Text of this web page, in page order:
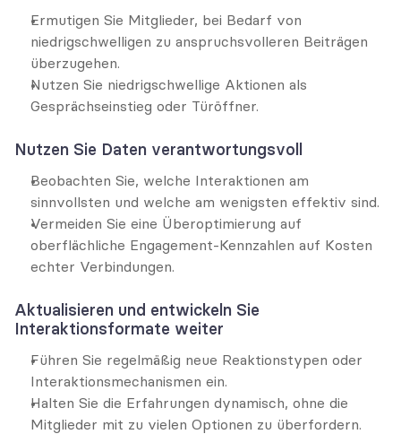
Ermutigen Sie Mitglieder, bei Bedarf von
niedrigschwelligen zu anspruchsvolleren Beiträgen
überzugehen.
Nutzen Sie niedrigschwellige Aktionen als
Gesprächseinstieg oder Türöffner.
Nutzen Sie Daten verantwortungsvoll
Beobachten Sie, welche Interaktionen am
sinnvollsten und welche am wenigsten effektiv sind.
Vermeiden Sie eine Überoptimierung auf
oberflächliche Engagement-Kennzahlen auf Kosten
echter Verbindungen.
Aktualisieren und entwickeln Sie
Interaktionsformate weiter
Führen Sie regelmäßig neue Reaktionstypen oder
Interaktionsmechanismen ein.
Halten Sie die Erfahrungen dynamisch, ohne die
Mitglieder mit zu vielen Optionen zu überfordern.